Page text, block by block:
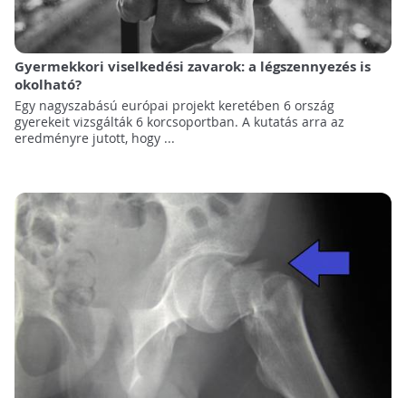
Gyermekkori viselkedési zavarok: a légszennyezés is
okolható?
Egy nagyszabású európai projekt keretében 6 ország
gyerekeit vizsgálták 6 korcsoportban. A kutatás arra az
eredményre jutott, hogy ...